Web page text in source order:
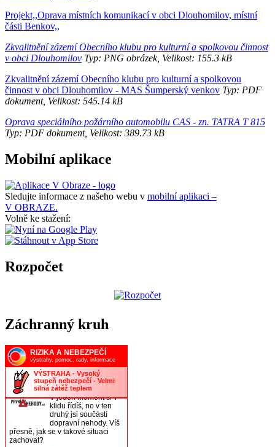
Projekt,,Oprava místních komunikací v obci Dlouhomilov, místní
části Benkov,,
Zkvalitnění zázemí Obecního klubu pro kulturní a spolkovou činnost
v obci Dlouhomilov Typ: PNG obrázek, Velikost: 155.3 kB
Zkvalitnění zázemí Obecního klubu pro kulturní a spolkovou
činnost v obci Dlouhomilov - MAS Šumperský venkov Typ: PDF
dokument, Velikost: 545.14 kB
Oprava speciálního požárního automobilu CAS - zn. TATRA T 815
Typ: PDF dokument, Velikost: 389.73 kB
Mobilní aplikace
Sledujte informace z našeho webu v mobilní aplikaci –
V OBRAZE.
Volně ke stažení:
Rozpočet
Záchranný kruh